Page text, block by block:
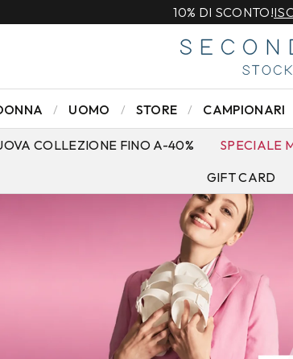
10% DI SCONTO!
COLLEZIONE FINO A-40% SPECIALE
GIFT CARD
UOMO STORE CAMPIONARI